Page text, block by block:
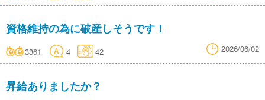
資格維持の為に破産しそうです！
3361 4 42 2026/06/02
昇給ありましたか？